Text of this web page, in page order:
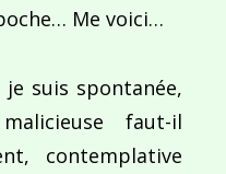
Me voici…
suis spontanée,
faut-il
contemplative